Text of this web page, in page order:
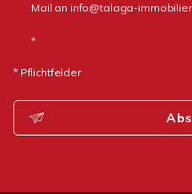
Mail an info@talaga-
*
* Pflichtfelder